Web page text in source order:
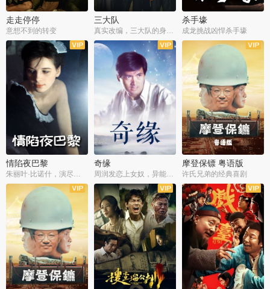
走走停停
意想不到的转变
三大队 杀手壕
成龙挑战凶悍杀手壕
情陷夜巴黎
朱丽叶·比诺什，演尽失爱之痛
奇缘
周润发恋上女奴，异能护体战邪派
摩登保镖 粤语版
许氏兄弟的经典喜剧